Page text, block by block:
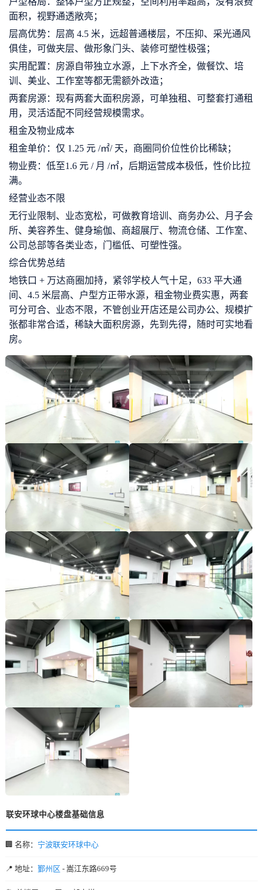
面积，视野通透敞亮；
层高优势：层高 4.5 米，远超普通楼层，不压抑、采光通风
俱佳，可做夹层、做形象门头、装修可塑性极强；
实用配置：房源自带独立水源，上下水齐全，做餐饮、培
训、美业、工作室等都无需额外改造；
两套房源：现有两套大面积房源，可单独租、可整套打通租
用，灵活适配不同经营规模需求。
租金及物业成本
租金单价：仅 1.25 元 /㎡/ 天，商圈同价位性价比稀缺；
物业费：低至1.6 元 / 月 /㎡，后期运营成本极低，性价比拉
满。
经营业态不限
无行业限制、业态宽松，可做教育培训、商务办公、月子会
所、美容养生、健身瑜伽、商超展厅、物流仓储、工作室、
公司总部等各类业态，门槛低、可塑性强。
综合优势总结
地铁口 + 万达商圈加持，紧邻学校人气十足，633 平大通
间、4.5 米层高、户型方正带水源，租金物业费实惠，两套
可分可合、业态不限，不管创业开店还是公司办公、规模扩
张都非常合适，稀缺大面积房源，先到先得，随时可实地看
房。
联安环球中心楼盘基础信息
🏢 名称： 宁波联安环球中心
📍 地址： 鄞州区 - 嵩江东路669号